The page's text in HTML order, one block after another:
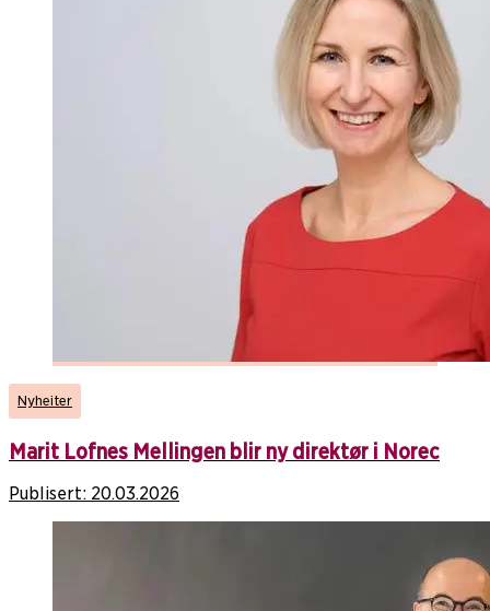
Nyheiter
Marit Lofnes Mellingen blir ny direktør i Norec
Publisert: 20.03.2026